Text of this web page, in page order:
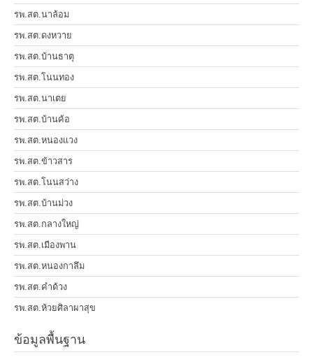
รพ.สต.นาล้อม
รพ.สต.ดงหวาย
รพ.สต.บ้านธาตุ
รพ.สต.โนนทอง
รพ.สต.นาเตย
รพ.สต.บ้านค้อ
รพ.สต.หนองแวง
รพ.สต.ข้าวสาร
รพ.สต.โนนสว่าง
รพ.สต.บ้านม่วง
รพ.สต.กลางใหญ่
รพ.สต.เมืองพาน
รพ.สต.หนองกาลึม
รพ.สต.คำด้วง
รพ.สต.ห้วยศิลาผาสุข
ข้อมูลพื้นฐาน